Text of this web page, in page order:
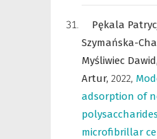
Pękala
Szymańska-
Myśliwiec Dawid,
Artur, 2022,
adsorption of
microfibrillar